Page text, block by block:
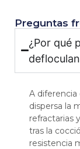
Preguntas
¿Por qué
A diferencia
dispersa la
refractarias
tras la
resistencia